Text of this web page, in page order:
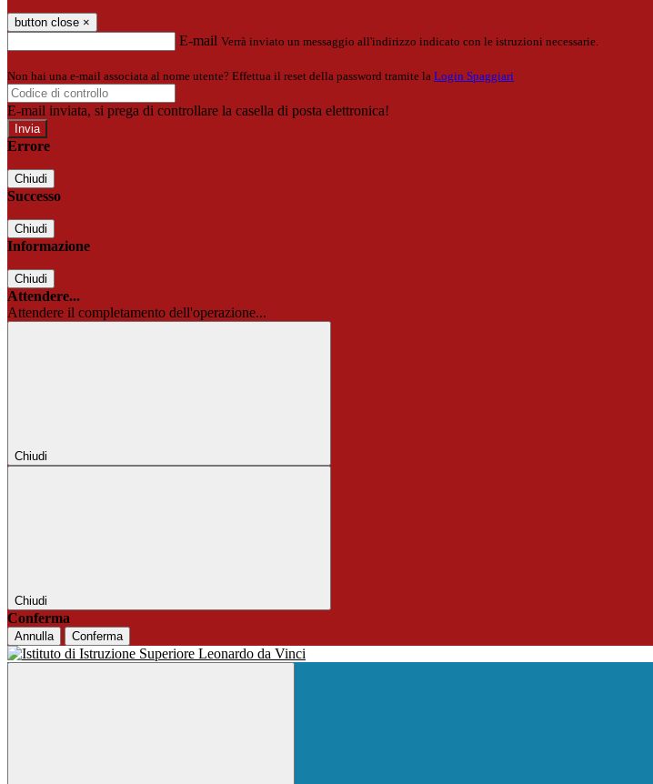
button close ×
E-mail Verrà inviato un messaggio all'indirizzo indicato con le istruzioni necessarie.
Non hai una e-mail associata al nome utente? Effettua il reset della password tramite la Login Spaggiari
E-mail inviata, si prega di controllare la casella di posta elettronica!
Errore
Chiudi
Successo
Chiudi
Informazione
Chiudi
Attendere...
Attendere il completamento dell'operazione...
Chiudi
Chiudi
Conferma
Annulla Conferma